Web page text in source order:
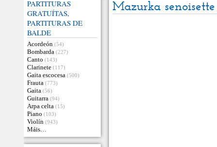
PARTITURAS
GRATUÍTAS,
PARTITURAS DE
BALDE
Acordeón (54)
Bombarda (227)
Canto (143)
Clarinete (117)
Gaita escocesa (500)
Frauta (773)
Gaita (56)
Guitarra (94)
Arpa celta (15)
Piano (103)
Violín (943)
Máis…
Mazurka senoisette